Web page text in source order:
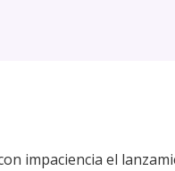
impaciencia el